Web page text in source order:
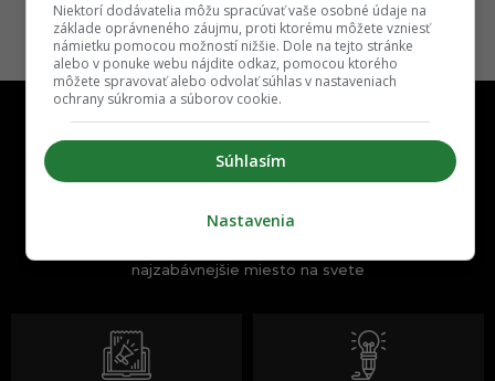
One time najzábavnejšie miesto na
najzabávnejšie miesto na svete
Niektorí dodávatelia môžu spracúvať vaše osobné údaje na
základe oprávneného záujmu, proti ktorému môžete vzniesť
námietku pomocou možností nižšie. Dole na tejto stránke
alebo v ponuke webu nájdite odkaz, pomocou ktorého
môžete spravovať alebo odvolať súhlas v nastaveniach
ochrany súkromia a súborov cookie.
Súhlasím
Nastavenia